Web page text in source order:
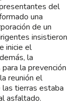
del
una
de un
insistieron
inicie el
la
la prevención
reunión el
tierras estaba
asfaltado.